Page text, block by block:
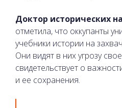
Доктор исторических
отметила, что оккупанты
учебники истории на
Они видят в них угрозу
свидетельствует о
и ее сохранения.